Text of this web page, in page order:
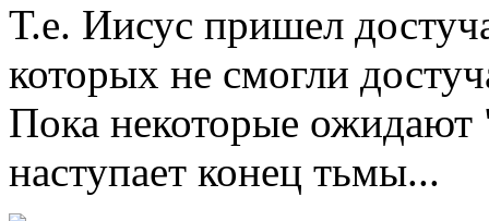
Т.е. Иисус пришел
которых не смогли
Пока некоторые ожидают
наступает конец тьмы...